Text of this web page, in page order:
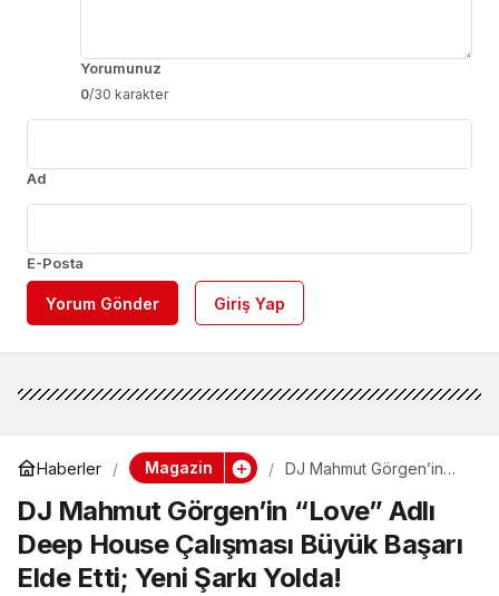
Yorumunuz
0/30 karakter
Ad
E-Posta
Yorum Gönder Giriş Yap
Haberler Magazin
DJ Mahmut Görgen’in
Çalışması Büyük Başarı
Elde Etti; Yeni Şarkı
Yolda!
DJ Mahmut Görgen’in “Love” Adlı
Deep House Çalışması Büyük Başarı
Elde Etti; Yeni Şarkı Yolda!